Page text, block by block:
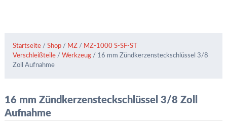
Startseite /Shop / MZ / MZ-1000 S-SF-ST
Verschleißteile / Werkzeug / 16 mm Zündkerzensteckschlüssel 3/8
Zoll Aufnahme
16 mm Zündkerzensteckschlüssel 3/8 Zoll
Aufnahme